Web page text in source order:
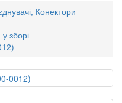
Конектори
зборі